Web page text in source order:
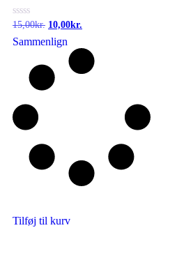
Vurderet
ud
15,00kr. 10,00kr.
Sammenlign
Tilføj til kurv